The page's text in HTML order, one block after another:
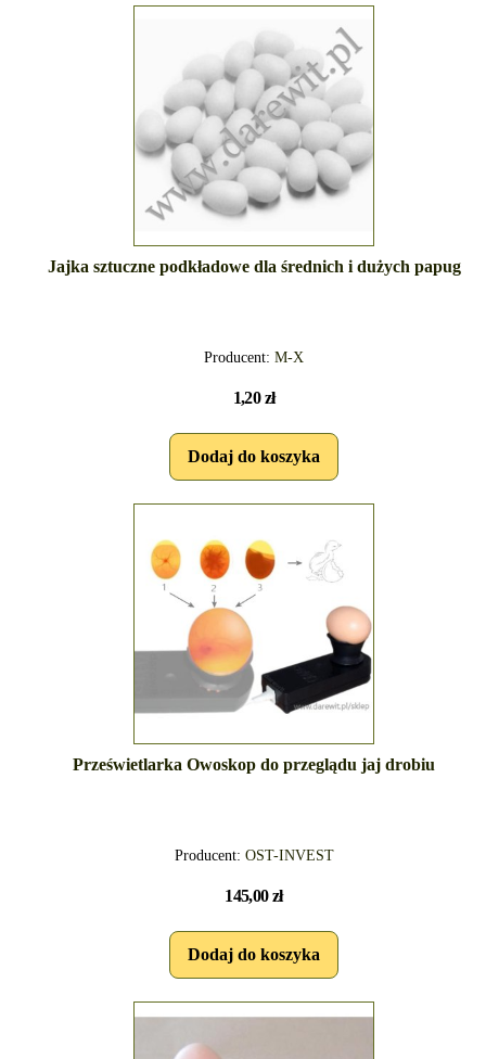
Jajka sztuczne podkładowe dla średnich i dużych papug
Producent: M-X
1,20 zł
Prześwietlarka Owoskop do przeglądu jaj drobiu
Producent: OST-INVEST
145,00 zł